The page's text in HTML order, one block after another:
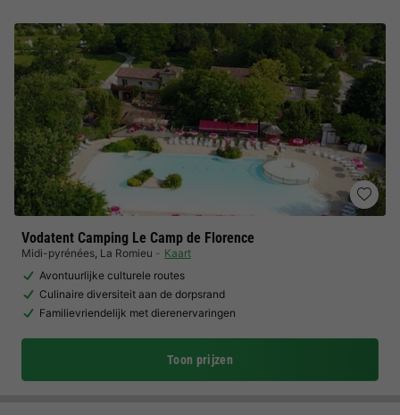
Vodatent Camping Le Camp de Florence
Midi-pyrénées, La Romieu
Kaart
Avontuurlijke culturele routes
Culinaire diversiteit aan de dorpsrand
Familievriendelijk met dierenervaringen
Toon prijzen